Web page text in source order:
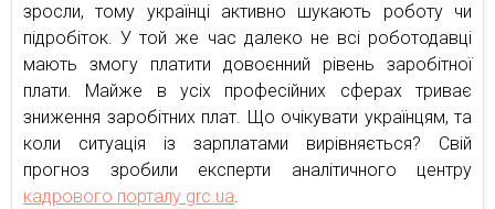
зросли, тому українці активно шукають роботу чи
підробіток. У той же час далеко не всі роботодавці
мають змогу платити довоєнний рівень заробітної
плати. Майже в усіх професійних сферах триває
зниження заробітних плат. Що очікувати українцям, та
коли ситуація із зарплатами вирівняється? Свій
прогноз зробили експерти аналітичного центру
кадрового порталу grc.ua.